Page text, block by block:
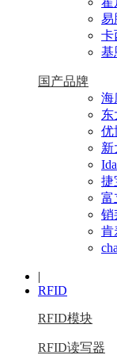
易
卡
基
国产品牌
海
东
优
新
捷
富
销
肯
|
RFID
RFID模块
RFID读写器